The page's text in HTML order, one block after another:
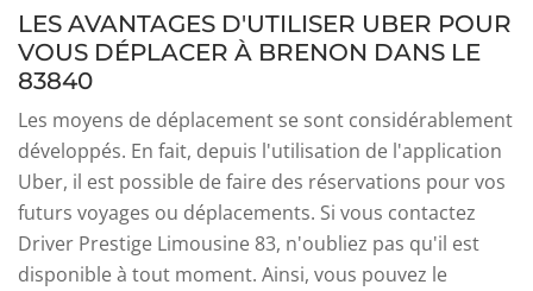
LES AVANTAGES D'UTILISER UBER POUR
VOUS DÉPLACER À BRENON DANS LE
83840
Les moyens de déplacement se sont considérablement
développés. En fait, depuis l'utilisation de l'application
Uber, il est possible de faire des réservations pour vos
futurs voyages ou déplacements. Si vous contactez
Driver Prestige Limousine 83, n'oubliez pas qu'il est
disponible à tout moment. Ainsi, vous pouvez le